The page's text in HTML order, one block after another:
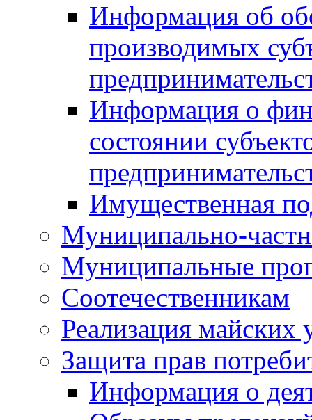
Информация об
производимых
Информация о
состоянии
Имущественная
Муниципально-
Муниципальные
Соотечественникам
Реализация майских
Защита прав
Информация о